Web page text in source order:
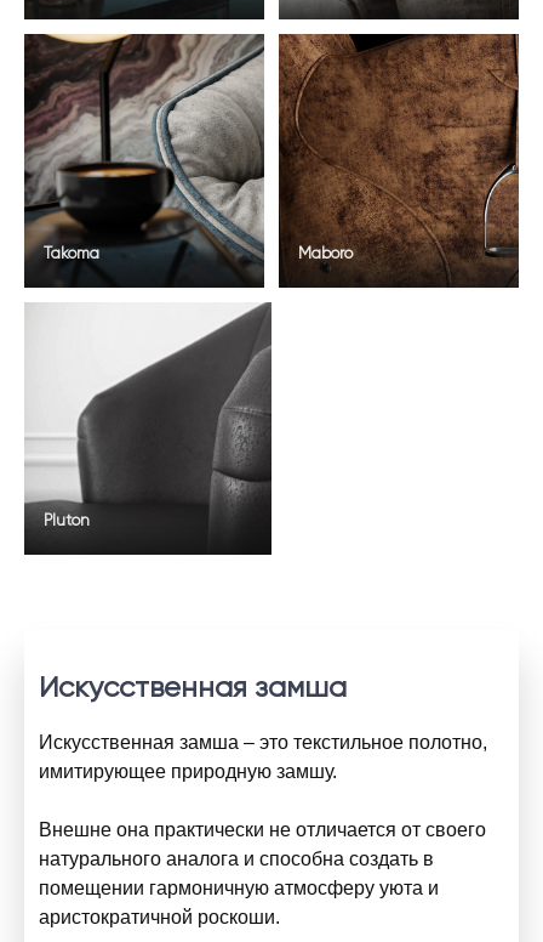
Takoma Maboro
Pluton
Искусственная замша
Искусственная замша – это текстильное полотно,
имитирующее природную замшу.
Внешне она практически не отличается от своего
натурального аналога и способна создать в
помещении гармоничную атмосферу уюта и
аристократичной роскоши.